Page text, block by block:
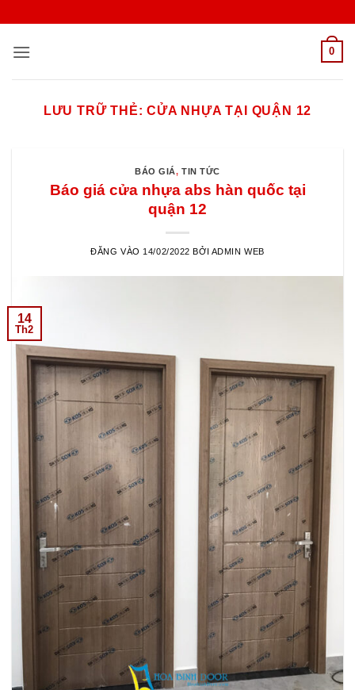
nội
0
LƯU TRỮ THẺ:CỬA NHỰA TẠI QUẬN 12
BÁO GIÁ,TIN TỨC
Báo giá cửa nhựa abs hàn quốc tại
quận 12
ĐĂNG VÀO 14/02/2022 BỞI ADMIN WEB
14
Th2